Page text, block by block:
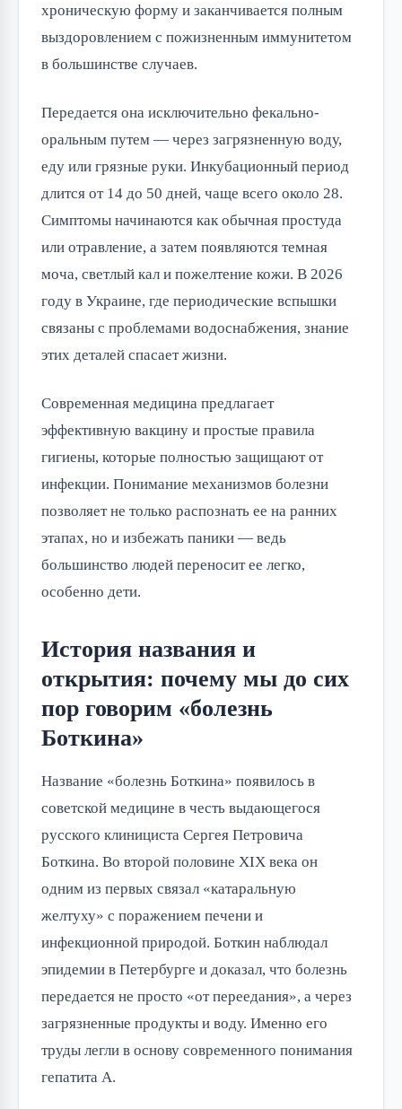
хроническую форму и заканчивается полным
выздоровлением с пожизненным иммунитетом
в большинстве случаев.
Передается она исключительно фекально-
оральным путем — через загрязненную воду,
еду или грязные руки. Инкубационный период
длится от 14 до 50 дней, чаще всего около 28.
Симптомы начинаются как обычная простуда
или отравление, а затем появляются темная
моча, светлый кал и пожелтение кожи. В 2026
году в Украине, где периодические вспышки
связаны с проблемами водоснабжения, знание
этих деталей спасает жизни.
Современная медицина предлагает
эффективную вакцину и простые правила
гигиены, которые полностью защищают от
инфекции. Понимание механизмов болезни
позволяет не только распознать ее на ранних
этапах, но и избежать паники — ведь
большинство людей переносит ее легко,
особенно дети.
История названия и
открытия: почему мы до сих
пор говорим «болезнь
Боткина»
Название «болезнь Боткина» появилось в
советской медицине в честь выдающегося
русского клинициста Сергея Петровича
Боткина. Во второй половине XIX века он
одним из первых связал «катаральную
желтуху» с поражением печени и
инфекционной природой. Боткин наблюдал
эпидемии в Петербурге и доказал, что болезнь
передается не просто «от переедания», а через
загрязненные продукты и воду. Именно его
труды легли в основу современного понимания
гепатита А.